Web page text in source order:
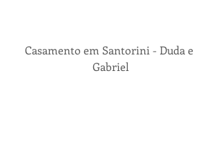
Casamento em Santorini - Duda e
Gabriel